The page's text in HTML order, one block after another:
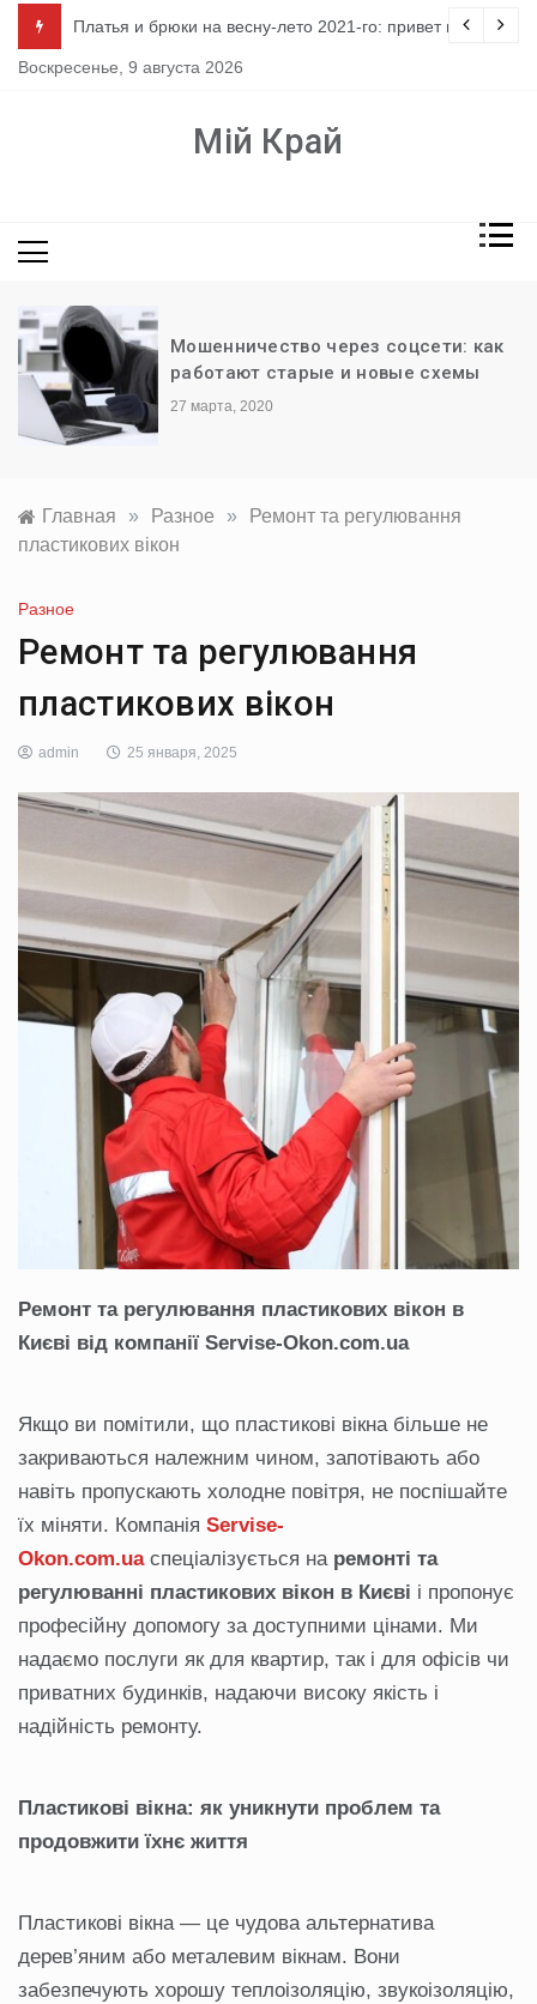
содержимому
Платья и брюки на весну-лето 2021-го: привет из 80-х
Воскресенье, 9 августа 2026
Мій Край
Мошенничество через соцсети: как
работают старые и новые схемы
27 марта, 2020
Главная » Разное »
Ремонт та регулювання
пластикових вікон
Разное
Ремонт та регулювання
пластикових вікон
admin 25 января, 2025
Ремонт та регулювання пластикових вікон в
Києві від компанії Servise-Okon.com.ua
Якщо ви помітили, що пластикові вікна більше не
закриваються належним чином, запотівають або
навіть пропускають холодне повітря, не поспішайте
їх міняти. Компанія Servise-
Okon.com.uaспеціалізується на ремонті та
регулюванні пластикових вікон в Києві і пропонує
професійну допомогу за доступними цінами. Ми
надаємо послуги як для квартир, так і для офісів чи
приватних будинків, надаючи високу якість і
надійність ремонту.
Пластикові вікна: як уникнути проблем та
продовжити їхнє життя
Пластикові вікна — це чудова альтернатива
дерев’яним або металевим вікнам. Вони
забезпечують хорошу теплоізоляцію, звукоізоляцію,